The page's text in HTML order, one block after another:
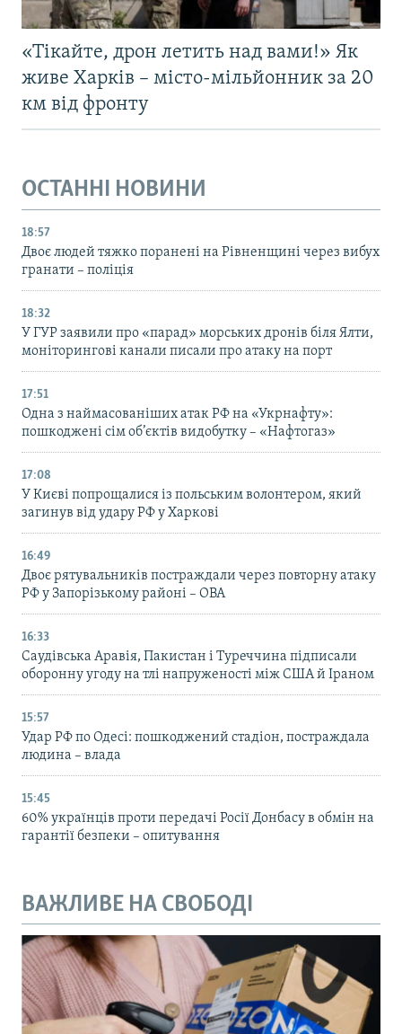
«Тікайте, дрон летить над вами!» Як
живе Харків – місто-мільйонник за 20
км від фронту
ОСТАННІ НОВИНИ
18:57
Двоє людей тяжко поранені на Рівненщині через вибух
гранати – поліція
18:32
У ГУР заявили про «парад» морських дронів біля Ялти,
моніторингові канали писали про атаку на порт
17:51
Одна з наймасованіших атак РФ на «Укрнафту»:
пошкоджені сім об’єктів видобутку – «Нафтогаз»
17:08
У Києві попрощалися із польським волонтером, який
загинув від удару РФ у Харкові
16:49
Двоє рятувальників постраждали через повторну атаку
РФ у Запорізькому районі – ОВА
16:33
Саудівська Аравія, Пакистан і Туреччина підписали
оборонну угоду на тлі напруженості між США й Іраном
15:57
Удар РФ по Одесі: пошкоджений стадіон, постраждала
людина – влада
15:45
60% українців проти передачі Росії Донбасу в обмін на
гарантії безпеки – опитування
ВАЖЛИВЕ НА СВОБОДІ